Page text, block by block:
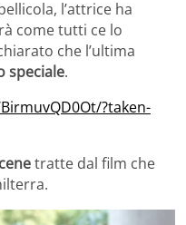
l’attrice ha
come tutti ce lo
che l’ultima
speciale.
?taken-
tratte dal film che